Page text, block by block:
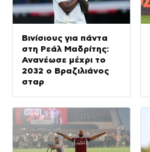
Βινίσιους για πάντα
στη Ρεάλ Μαδρίτης:
Ανανέωσε μέχρι το
2032 ο Βραζιλιάνος
σταρ